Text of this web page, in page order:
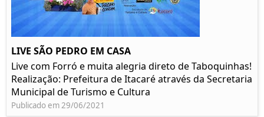
LIVE SÃO PEDRO EM CASA
Live com Forró e muita alegria direto de Taboquinhas!
Realização: Prefeitura de Itacaré através da Secretaria
Municipal de Turismo e Cultura
Publicado em 29/06/2021